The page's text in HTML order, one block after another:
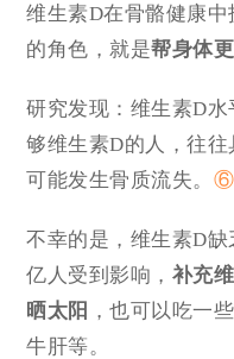
维生素D在骨骼健康
的角色，就是帮身体
研究发现：维生素D
够维生素D的人，往
可能发生骨质流失。 ⑥
不幸的是，维生素D
亿人受到影响， 补充
晒太阳 ，也可以吃一
牛肝等。